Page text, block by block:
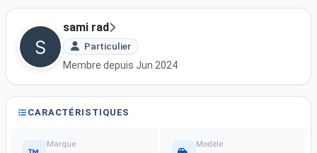
sami rad
Particulier
Membre depuis Jun 2024
CARACTÉRISTIQUES
Marque Modèle